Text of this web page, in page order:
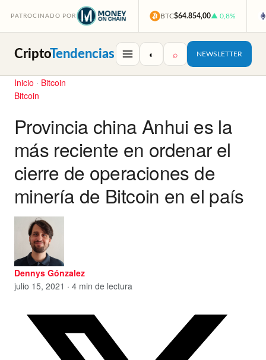
PATROCINADO POR BTC$64.854,00▲ 0,8%
CriptoTendencias ◐ ⌕ NEWSLETTER
Inicio · Bitcoin
Bitcoin
Provincia china Anhui es la
más reciente en ordenar el
cierre de operaciones de
minería de Bitcoin en el país
Dennys Gónzalez
julio 15, 2021 · 4 min de lectura